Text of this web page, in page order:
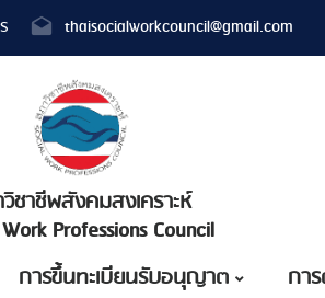
thaisocialworkcouncil@gmail.com
ชาชีพสังคมสงเคราะห์
Professions Council
การขึ้นทะเบียนรับอนุญาต กา